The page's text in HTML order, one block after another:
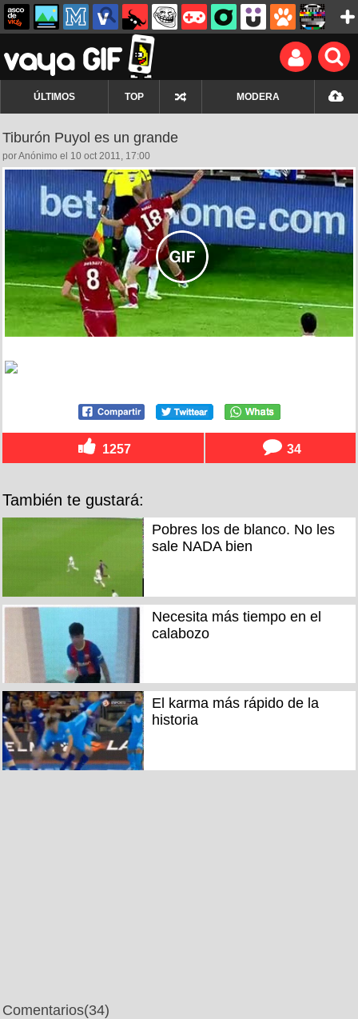
ÚLTIMOS TOP MODERA
Tiburón Puyol es un grande
por Anónimo el 10 oct 2011, 17:00
1257 34
También te gustará:
Pobres los de blanco. No les
sale NADA bien
Necesita más tiempo en el
calabozo
El karma más rápido de la
historia
Comentarios(34)